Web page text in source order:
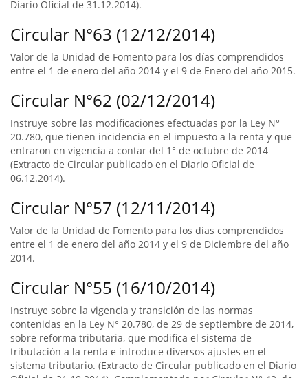
Diario Oficial de 31.12.2014).
Circular N°63 (12/12/2014)
Valor de la Unidad de Fomento para los días comprendidos
entre el 1 de enero del año 2014 y el 9 de Enero del año 2015.
Circular N°62 (02/12/2014)
Instruye sobre las modificaciones efectuadas por la Ley N°
20.780, que tienen incidencia en el impuesto a la renta y que
entraron en vigencia a contar del 1° de octubre de 2014
(Extracto de Circular publicado en el Diario Oficial de
06.12.2014).
Circular N°57 (12/11/2014)
Valor de la Unidad de Fomento para los días comprendidos
entre el 1 de enero del año 2014 y el 9 de Diciembre del año
2014.
Circular N°55 (16/10/2014)
Instruye sobre la vigencia y transición de las normas
contenidas en la Ley N° 20.780, de 29 de septiembre de 2014,
sobre reforma tributaria, que modifica el sistema de
tributación a la renta e introduce diversos ajustes en el
sistema tributario. (Extracto de Circular publicado en el Diario